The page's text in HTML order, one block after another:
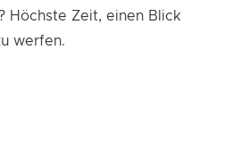
Höchste Zeit, einen Blick
werfen.